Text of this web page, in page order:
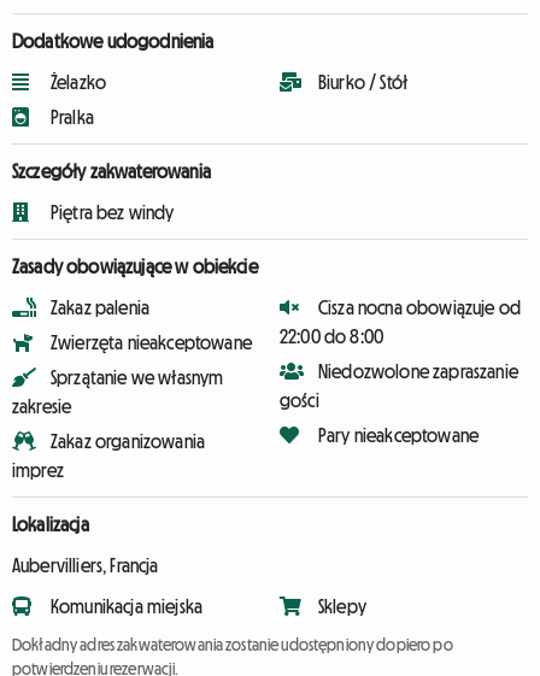
Dodatkowe udogodnienia
Żelazko
Pralka
Biurko / Stół
Szczegóły zakwaterowania
Piętra bez windy
Zasady obowiązujące w obiekcie
Zakaz palenia
Zwierzęta nieakceptowane
Sprzątanie we własnym
zakresie
Zakaz organizowania
imprez
Cisza nocna obowiązuje od
22:00 do 8:00
Niedozwolone zapraszanie
gości
Pary nieakceptowane
Lokalizacja
Aubervilliers, Francja
Komunikacja miejska Sklepy
Dokładny adres zakwaterowania zostanie udostępniony dopiero po
potwierdzeniu rezerwacji.